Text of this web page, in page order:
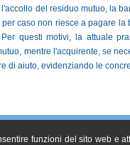
funzioni del sito web e
del residuo mutuo, la
caso non riesce a pagare
questi motivi, la attuale
mentre l'acquirente, se
di aiuto, evidenziando le
di Ortona